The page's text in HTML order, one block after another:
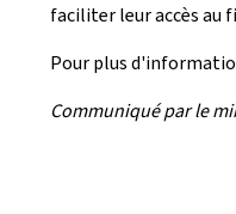
faciliter leur accès au
Pour plus
Communiqué par le